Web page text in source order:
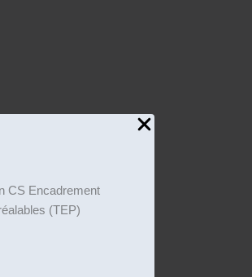
CS Encadrement
(TEP)